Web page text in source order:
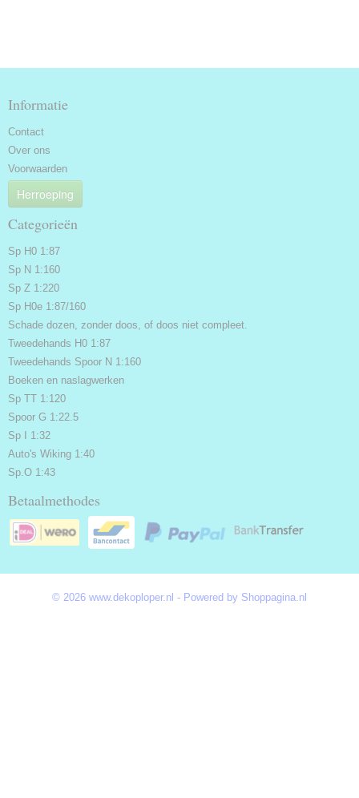
Informatie
Contact
Over ons
Voorwaarden
Herroeping
Categorieën
Sp H0 1:87
Sp N 1:160
Sp Z 1:220
Sp H0e 1:87/160
Schade dozen, zonder doos, of doos niet compleet.
Tweedehands H0 1:87
Tweedehands Spoor N 1:160
Boeken en naslagwerken
Sp TT 1:120
Spoor G 1:22.5
Sp I 1:32
Auto's Wiking 1:40
Sp.O 1:43
Betaalmethodes
© 2026 www.dekoploper.nl - Powered by Shoppagina.nl